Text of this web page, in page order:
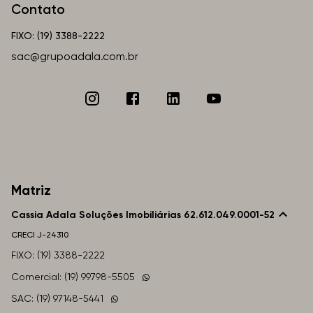
Contato
FIXO: (19) 3388-2222
sac@grupoadala.com.br
Matriz
Cassia Adala Soluções Imobiliárias 62.612.049.0001-52
CRECI J-24310
FIXO: (19) 3388-2222
Comercial: (19) 99798-5505
SAC: (19) 97148-5441